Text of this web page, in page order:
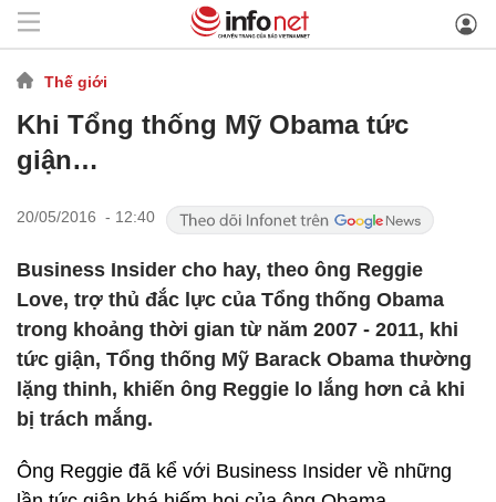
Thế giới
Khi Tổng thống Mỹ Obama tức
giận…
20/05/2016 - 12:40
Business Insider cho hay, theo ông Reggie
Love, trợ thủ đắc lực của Tổng thống Obama
trong khoảng thời gian từ năm 2007 - 2011, khi
tức giận, Tổng thống Mỹ Barack Obama thường
lặng thinh, khiến ông Reggie lo lắng hơn cả khi
bị trách mắng.
Ông Reggie đã kể với Business Insider về những